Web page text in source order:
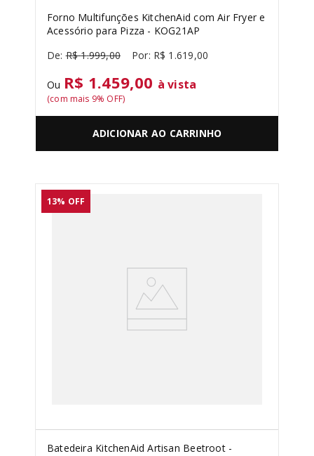
Forno Multifunções KitchenAid com Air Fryer e
Acessório para Pizza - KOG21AP
R$ 1.999,00 R$ 1 .619,00
Ou R$ 1.459,00 à vista
(com mais 9% OFF)
ADICIONAR AO CARRINHO
13% OFF
Batedeira KitchenAid Artisan Beetroot -